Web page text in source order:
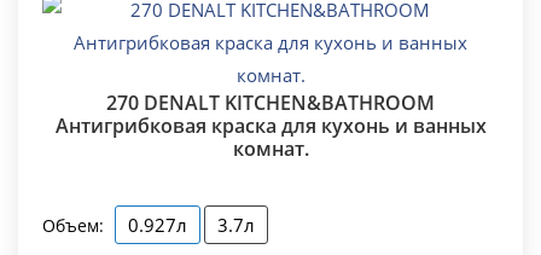
270 DENALT KITCHEN&BATHROOM
Антигрибковая краска для кухонь и ванных
комнат.
Объем: 0.927л 3.7л